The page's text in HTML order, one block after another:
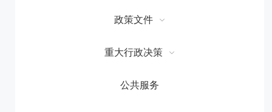
政策文件
重大行政决策
公共服务